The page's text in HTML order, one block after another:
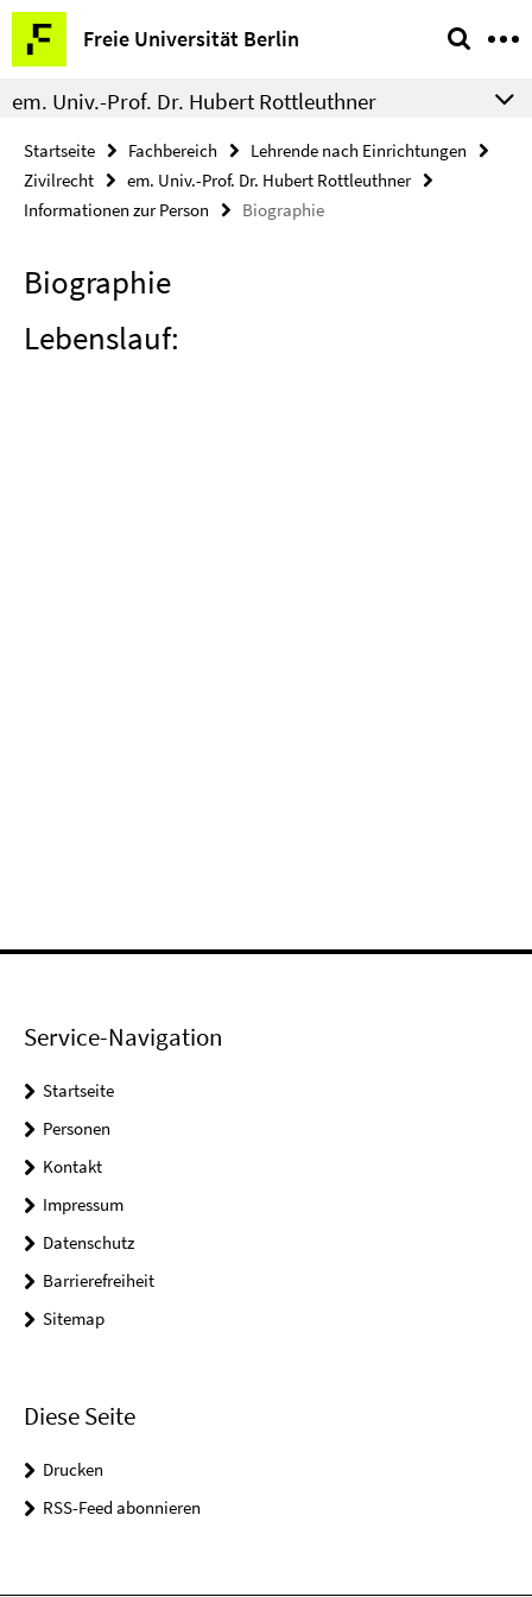
Springe
direkt
zu
Inhalt
Freie Universität Berlin
Service-
Navigation
em. Univ.-Prof. Dr. Hubert Rottleuthner
Startseite Fachbereich
Lehrende nach Einrichtungen
Zivilrecht
em. Univ.-Prof. Dr. Hubert Rottleuthner
Informationen zur Person
Biographie
Biographie
Lebenslauf:
Service-Navigation
Startseite
Personen
Kontakt
Impressum
Datenschutz
Barrierefreiheit
Sitemap
Diese Seite
Drucken
RSS-Feed abonnieren